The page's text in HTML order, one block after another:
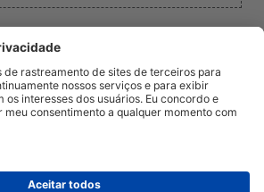
de Cookies
uma comissão se você usar um dos
InformaçãoPrivacidade e Termos